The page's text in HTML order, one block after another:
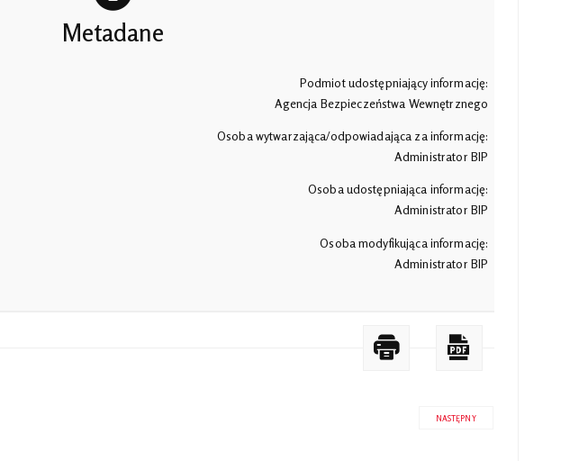
Metadane
Podmiot udostępniający informację:
Agencja Bezpieczeństwa Wewnętrznego
Osoba wytwarzająca/odpowiadająca za informację:
Administrator BIP
Osoba udostępniająca informację:
Administrator BIP
Osoba modyfikująca informację:
Administrator BIP
NASTĘPNY